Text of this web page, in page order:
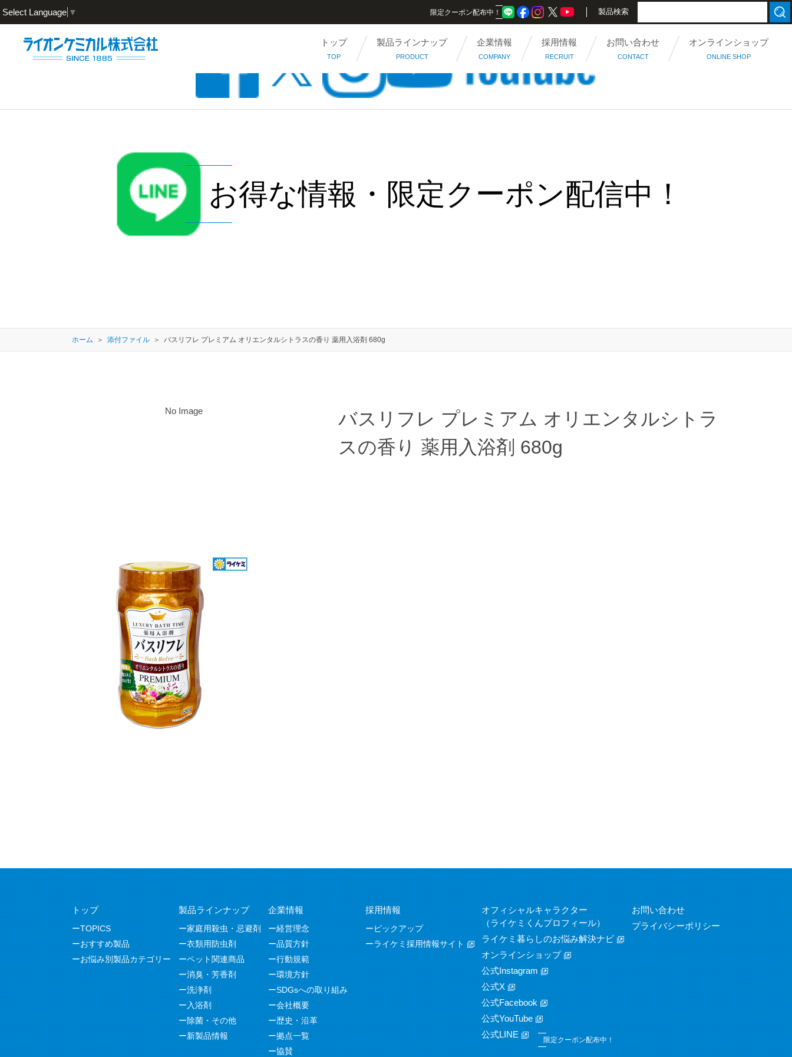
Select Language ▼ 限定クーポン配布中！ 製品検索
トップ
TOP
製品ラインナップ
PRODUCT
企業情報
COMPANY
採用情報
RECRUIT
お問い合わせ
CONTACT
オンラインショップ
ONLINE SHOP
お得な情報・限定クーポン配信中！
ホーム 添付ファイル バスリフレ プレミアム オリエンタルシトラスの香り 薬用入浴剤 680g
No Image
バスリフレ プレミアム オリエンタルシトラ
スの香り 薬用入浴剤 680g
トップ
TOPICS
おすすめ製品
お悩み別製品カテゴリー
製品ラインナップ
家庭用殺虫・忌避剤
衣類用防虫剤
ペット関連商品
消臭・芳香剤
洗浄剤
入浴剤
除菌・その他
新製品情報
企業情報
経営理念
品質方針
行動規範
環境方針
SDGsへの取り組み
会社概要
歴史・沿革
拠点一覧
協賛
採用情報
ピックアップ
ライケミ採用情報サイト
オフィシャルキャラクター
（ライケミくんプロフィール）
ライケミ暮らしのお悩み解決ナビ
オンラインショップ
公式Instagram
公式X
公式Facebook
公式YouTube
公式LINE
限定クーポン配布中！
お問い合わせ
プライバシーポリシー